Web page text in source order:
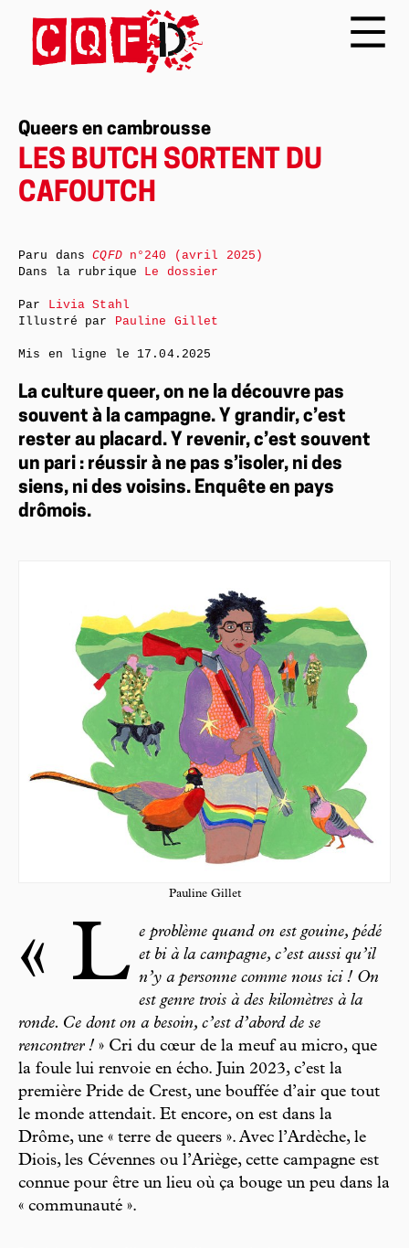
Queers en cambrousse
LES BUTCH SORTENT DU
CAFOUTCH
La culture queer, on ne la découvre pas
souvent à la campagne. Y grandir, c’est
rester au placard. Y revenir, c’est souvent
un pari : réussir à ne pas s’isoler, ni des
siens, ni des voisins. Enquête en pays
drômois.
Pauline Gillet
« L
e problème quand on est gouine, pédé
et bi à la campagne, c’est aussi qu’il
n’y a personne comme nous ici ! On
est genre trois à des kilomètres à la
ronde. Ce dont on a besoin, c’est d’abord de se
rencontrer ! » Cri du cœur de la meuf au micro, que
la foule lui renvoie en écho. Juin 2023, c’est la
première Pride de Crest, une bouffée d’air que tout
le monde attendait. Et encore, on est dans la
Drôme, une « terre de queers ». Avec l’Ardèche, le
Diois, les Cévennes ou l’Ariège, cette campagne est
connue pour être un lieu où ça bouge un peu dans la
« communauté ».
Paru dansCQFDn°240 (avril 2025)
Dans la rubrique Le dossier
Par Livia Stahl
Illustré par Pauline Gillet
Mis en ligne le 17.04.2025